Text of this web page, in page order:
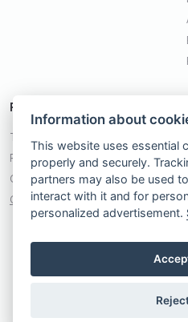
Policies
Terms of Service
Privacy Policy
Cookie Policy
Cookie Consent Banner
Information about
This website uses essential
properly and securely.
partners may also be used
interact with it and for
personalized advertisement.